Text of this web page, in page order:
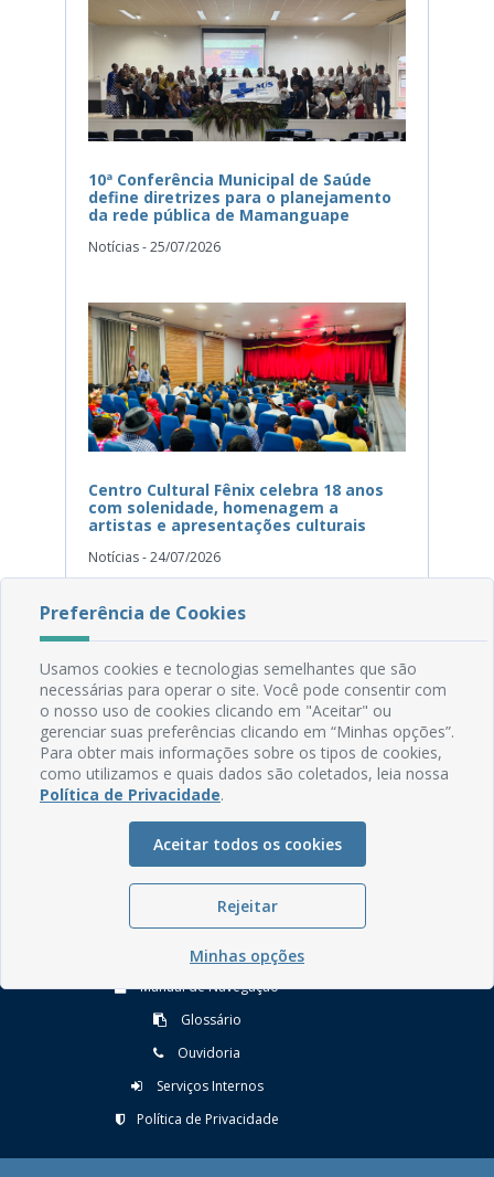
10ª Conferência Municipal de Saúde
define diretrizes para o planejamento
da rede pública de Mamanguape
Notícias - 25/07/2026
Centro Cultural Fênix celebra 18 anos
com solenidade, homenagem a
artistas e apresentações culturais
Notícias - 24/07/2026
Rua do Imperador, 78, Centro
CEP: 58.280-000 - Mamanguape/PB
Fone: (83) 3292-2246
Email: comunicacao@mamanguape.pb.gov.br
Expediente: Segunda à Sexta, das 08h às 13h
Mapa do Site
Perguntas frequentes
Manual de Navegação
Glossário
Ouvidoria
Serviços Internos
Política de Privacidade
Preferência de Cookies
Usamos cookies e tecnologias semelhantes que são
necessárias para operar o site. Você pode consentir com
o nosso uso de cookies clicando em "Aceitar" ou
gerenciar suas preferências clicando em “Minhas opções”.
Para obter mais informações sobre os tipos de cookies,
como utilizamos e quais dados são coletados, leia nossa
Política de Privacidade.
Aceitar todos os cookies
Rejeitar
Minhas opções